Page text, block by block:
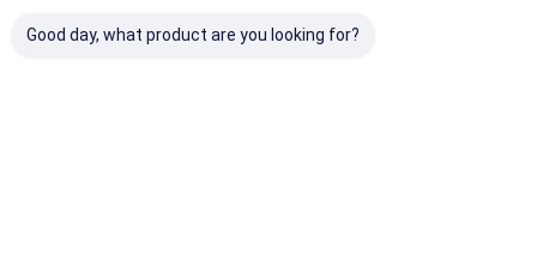
Co.,Ltd.. All Rights Reserved.
Good day, what product are you looking for?